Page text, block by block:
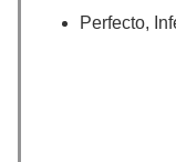
Perfecto,